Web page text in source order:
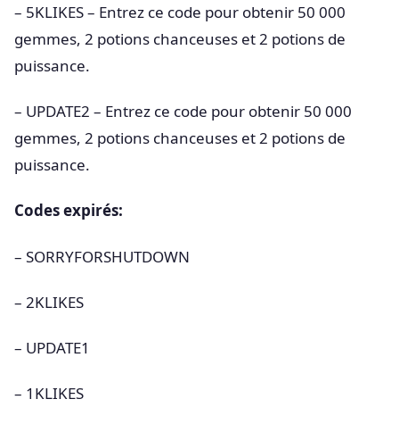
– 5KLIKES – Entrez ce code pour obtenir 50 000
gemmes, 2 potions chanceuses et 2 potions de
puissance.
– UPDATE2 – Entrez ce code pour obtenir 50 000
gemmes, 2 potions chanceuses et 2 potions de
puissance.
Codes expirés:
– SORRYFORSHUTDOWN
– 2KLIKES
– UPDATE1
– 1KLIKES